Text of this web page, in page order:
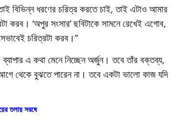
বিভিন্ন ধরণের চরিত্র করতে চাই, তাই এটাও আমার
করব। ‘অপুর সংসার’ ছবিটাকে সামনে রেখেই এগোব,
চরিত্রটা করব।”
এ কথা মেনে নিচ্ছেন অর্জুন। তবে তাঁর বক্তব্য,
থেকে বুঝতে পারেন না। তবে একটা ভালো কাজ যদি
তলায় সরষে